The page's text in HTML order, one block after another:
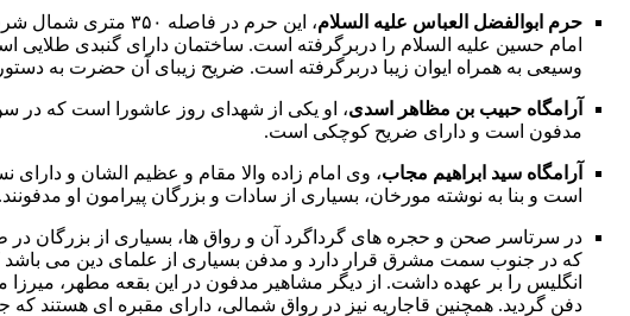
حرم ابوالفضل العباس علیه السلام، این حرم در فاصله ۳۵۰ مترى شمال شرقى
امام حسین علیه السلام را دربرگرفته است. ساختمان داراى گنبدى
وسیعى به همراه ایوان زیبا دربرگرفته است. ضریح زیباى آن حضرت به
آرامگاه حبیب بن مظاهر اسدى، او یکى از شهداى روز عاشورا
مدفون است و داراى ضریح کوچکى است.
آرامگاه سید ابراهیم مجاب، وى امام زاده والا مقام و عظیم الشان و داراى
است و بنا به نوشته مورخان، بسیارى از سادات و بزرگان پیرامون او
در سرتاسر صحن و حجره هاى گرداگرد آن و رواق ها، بسیارى از بزرگان
که در جنوب سمت مشرق قرار دارد و مدفن بسیارى از علماى دین مى باشد
انگلیس را بر عهده داشت. از دیگر مشاهیر مدفون در این بقعه مطهر، میرزا
دفن گردید. همچنین قاجاریه نیز در رواق شمالى، داراى مقبره اى هستند که